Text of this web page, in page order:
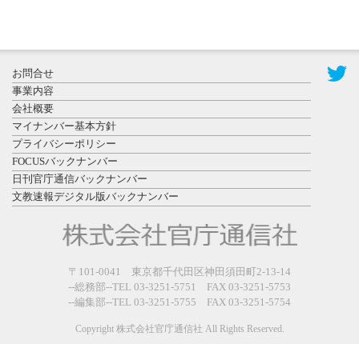
県警等と大
規模災害時
連携協定を
締結し...
2026年7月27
日更新
政経学部の
来春開設決
定を祝...
お問合せ
事業内容
会社概要
マイナンバー基本方針
プライバシーポリシー
FOCUSバックナンバー
日刊官庁通信バックナンバー
文教速報デジタル版バックナンバー
〒101-0041 東京都千代田区神田須田町2-13-14
--総務部--TEL 03-3251-5751 FAX 03-3251-5753
--編集部--TEL 03-3251-5755 FAX 03-3251-5754
Copyright 株式会社官庁通信社 All Rights Reserved.